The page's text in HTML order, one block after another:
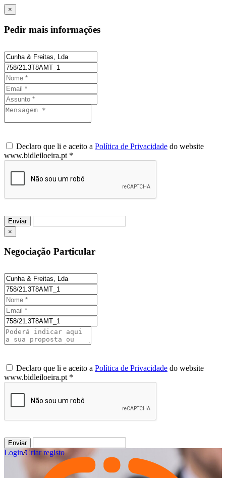
×
Pedir mais informações
Declaro que li e aceito a Política de Privacidade do website
www.bidleiloeira.pt *
Enviar
×
Negociação Particular
Declaro que li e aceito a Política de Privacidade do website
www.bidleiloeira.pt *
Enviar
Login/Criar registo